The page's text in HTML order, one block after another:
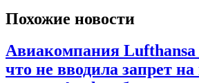
Похожие новости
Авиакомпания Lufthansa
что не вводила запрет